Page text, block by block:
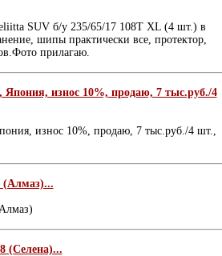
SUV б/у 235/65/17 108Т XL (4 шт.) в
шипы практически все, протектор,
прилагаю.
износ 10%, продаю, 7 тыс.руб./4
износ 10%, продаю, 7 тыс.руб./4 шт.,
(Алмаз)...
(Селена)...